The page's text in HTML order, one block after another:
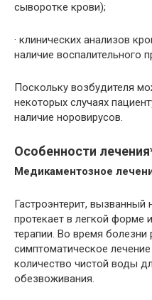
сыворотке крови);
· клинических анализов
наличие воспалительного
Поскольку возбудителя
некоторых случаях
наличие норовирусов.
Особенности
Медикаментозное
Гастроэнтерит,
протекает в легкой форме
терапии. Во время
симптоматическое
количество чистой воды
обезвоживания.